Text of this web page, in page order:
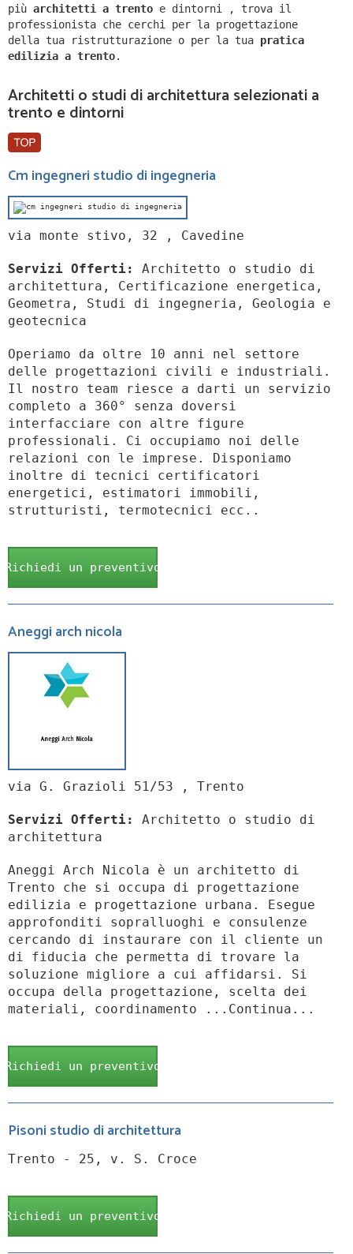
più architetti a trento e dintorni ,
trova il
professionista che cerchi per la progettazione
della tua ristrutturazione o per la tua pratica
edilizia a trento.
Architetti o studi di architettura selezionati a
trento e dintorni
Cm ingegneri studio di ingegneria
via monte stivo, 32 , Cavedine
Servizi Offerti:
Architetto o studio di
architettura, Certificazione energetica,
Geometra, Studi di ingegneria, Geologia e
geotecnica
Operiamo da oltre 10 anni nel settore
delle progettazioni civili e industriali.
Il nostro team riesce a darti un servizio
completo a 360° senza doversi
interfacciare con altre figure
professionali. Ci occupiamo noi delle
relazioni con le imprese. Disponiamo
inoltre di tecnici certificatori
energetici, estimatori immobili,
strutturisti, termotecnici ecc..
Richiedi un preventivo
Aneggi arch nicola
via G. Grazioli 51/53 , Trento
Servizi Offerti:
Architetto o studio di
architettura
Aneggi Arch Nicola è un architetto di
Trento che si occupa di progettazione
edilizia e progettazione urbana. Esegue
approfonditi sopralluoghi e consulenze
cercando di instaurare con il cliente un
di fiducia che permetta di trovare la
soluzione migliore a cui affidarsi. Si
occupa della progettazione, scelta dei
materiali, coordinamento ...Continua...
Richiedi un preventivo
Pisoni studio di architettura
Trento - 25, v. S. Croce
Richiedi un preventivo